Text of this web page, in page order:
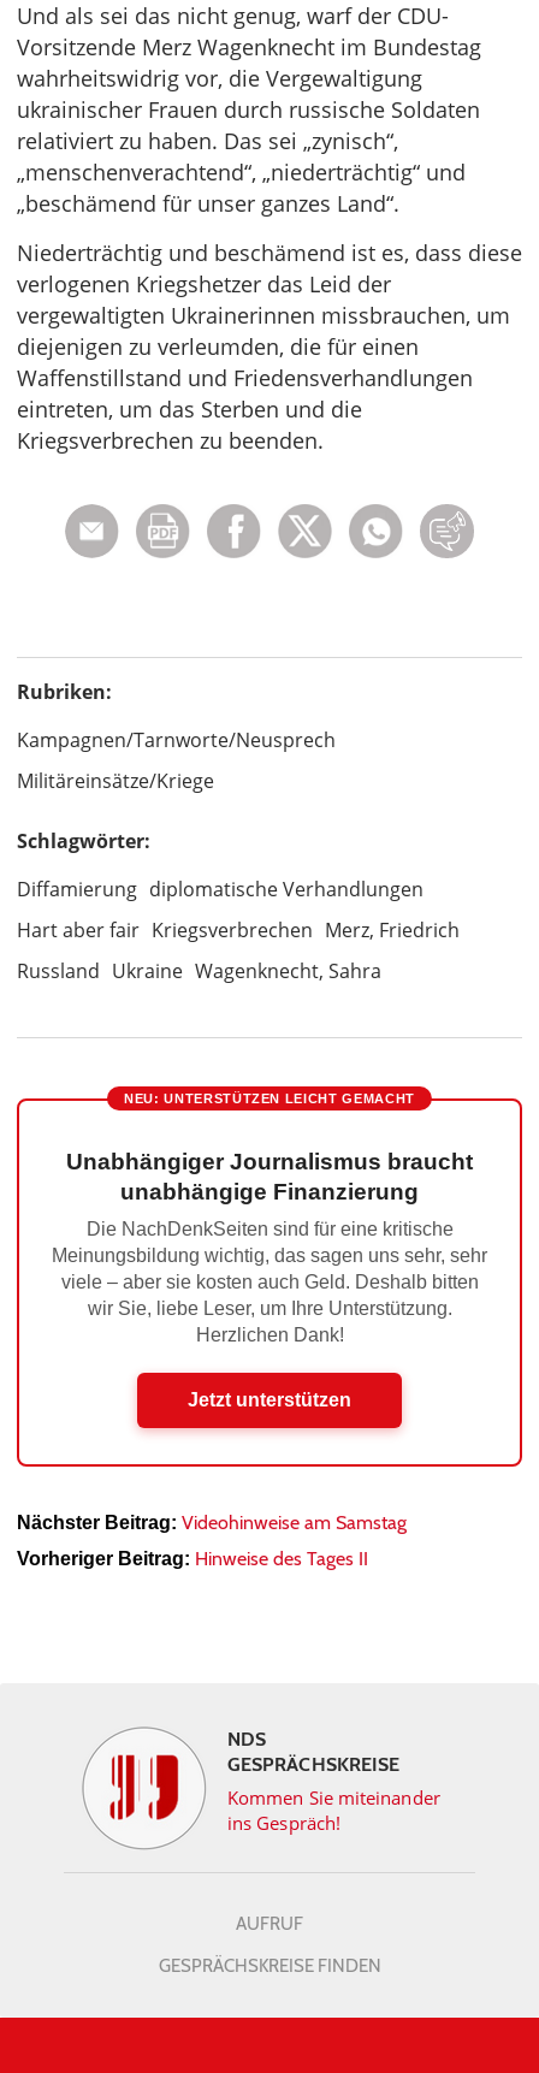
Und als sei das nicht genug, warf der CDU-
Vorsitzende Merz Wagenknecht im Bundestag
wahrheitswidrig vor, die Vergewaltigung
ukrainischer Frauen durch russische Soldaten
relativiert zu haben. Das sei „zynisch“,
„menschenverachtend“, „niederträchtig“ und
„beschämend für unser ganzes Land“.
Niederträchtig und beschämend ist es, dass diese
verlogenen Kriegshetzer das Leid der
vergewaltigten Ukrainerinnen missbrauchen, um
diejenigen zu verleumden, die für einen
Waffenstillstand und Friedensverhandlungen
eintreten, um das Sterben und die
Kriegsverbrechen zu beenden.
Rubriken:
Kampagnen/Tarnworte/Neusprech
Militäreinsätze/Kriege
Schlagwörter:
Diffamierung diplomatische Verhandlungen
Hart aber fair Kriegsverbrechen Merz, Friedrich
Russland Ukraine Wagenknecht, Sahra
NEU: UNTERSTÜTZEN LEICHT GEMACHT
Unabhängiger Journalismus braucht
unabhängige Finanzierung
Die NachDenkSeiten sind für eine kritische
Meinungsbildung wichtig, das sagen uns sehr, sehr
viele – aber sie kosten auch Geld. Deshalb bitten
wir Sie, liebe Leser, um Ihre Unterstützung.
Herzlichen Dank!
Jetzt unterstützen
Nächster Beitrag: Videohinweise am Samstag
Vorheriger Beitrag: Hinweise des Tages II
NDS
GESPRÄCHSKREISE
Kommen Sie miteinander
ins Gespräch!
AUFRUF
GESPRÄCHSKREISE FINDEN